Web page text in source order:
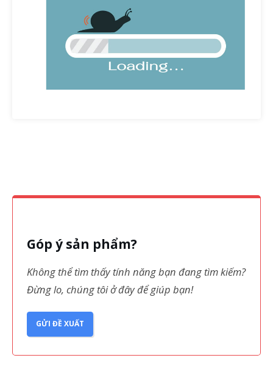
Góp ý sản phẩm?
Không thể tìm thấy tính năng bạn đang tìm kiếm?
Đừng lo, chúng tôi ở đây để giúp bạn!
GỬI ĐỀ XUẤT